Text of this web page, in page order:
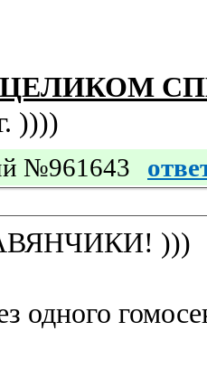
ЦЕЛИКОМ
))))
№961643
)))
одного